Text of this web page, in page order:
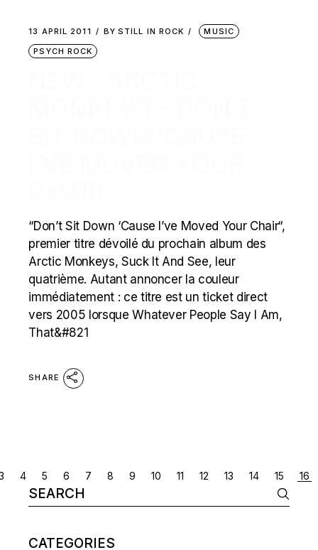
13 APRIL 2011 BY STILL IN ROCK
MUSIC
PSYCH ROCK
“Don’t Sit Down ‘Cause I’ve Moved Your Chair“,
premier titre dévoilé du prochain album des
Arctic Monkeys, Suck It And See, leur
quatrième. Autant annoncer la couleur
immédiatement : ce titre est un ticket direct
vers 2005 lorsque Whatever People Say I Am,
That&#821
SHARE
POSTS
NAVIGATION
4 5 6 7 8 9 10 11 12 13 14 15 16
Search
for:
CATEGORIES